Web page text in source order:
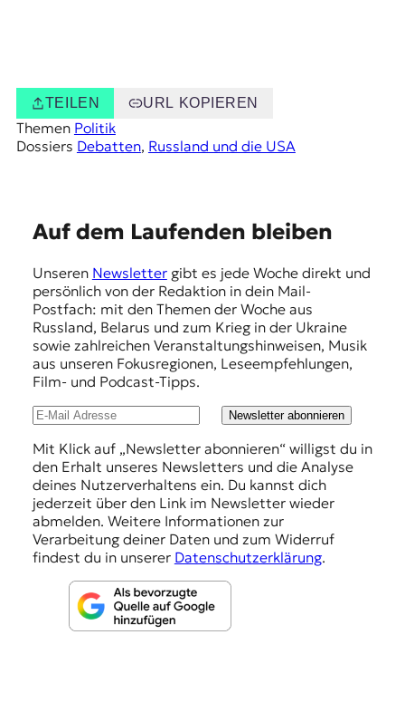
TEILEN URL KOPIEREN
Themen Politik
Dossiers Debatten, Russland und die USA
Auf dem Laufenden bleiben
Unseren Newslettergibt es jede Woche direkt und
persönlich von der Redaktion in dein Mail-
Postfach: mit den Themen der Woche aus
Russland, Belarus und zum Krieg in der Ukraine
sowie zahlreichen Veranstaltungshinweisen, Musik
aus unseren Fokusregionen, Leseempfehlungen,
Film- und Podcast-Tipps.
Newsletter abonnieren
Mit Klick auf „Newsletter abonnieren“ willigst du in
den Erhalt unseres Newsletters und die Analyse
deines Nutzerverhaltens ein. Du kannst dich
jederzeit über den Link im Newsletter wieder
abmelden. Weitere Informationen zur
Verarbeitung deiner Daten und zum Widerruf
findest du in unserer Datenschutzerklärung.